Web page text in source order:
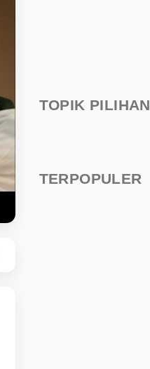
TOPIK PILIHAN
TERPOPULER